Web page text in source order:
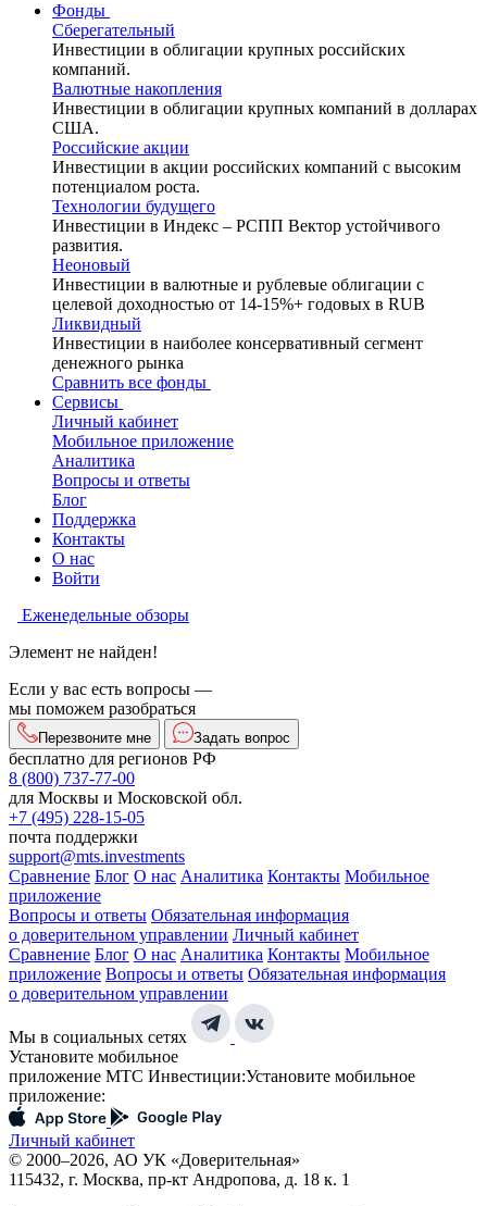
Фонды
Сберегательный
Инвестиции в облигации крупных российских
компаний.
Валютные накопления
Инвестиции в облигации крупных компаний в долларах
США.
Российские акции
Инвестиции в акции российских компаний с высоким
потенциалом роста.
Технологии будущего
Инвестиции в Индекс – РСПП Вектор устойчивого
развития.
Неоновый
Инвестиции в валютные и рублевые облигации с
целевой доходностью от 14-15%+ годовых в RUB
Ликвидный
Инвестиции в наиболее консервативный сегмент
денежного рынка
Сравнить все фонды
Сервисы
Личный кабинет
Мобильное приложение
Аналитика
Вопросы и ответы
Блог
Поддержка
Контакты
О нас
Войти
Еженедельные обзоры
Элемент не найден!
Если у вас есть вопросы —
мы поможем разобраться
Перезвоните мне Задать вопрос
бесплатно для регионов РФ
8 (800) 737-77-00
для Москвы и Московской обл.
+7 (495) 228-15-05
почта поддержки
support@mts.investments
Сравнение Блог О нас Аналитика Контакты Мобильное
приложение
Вопросы и ответы Обязательная информация
о доверительном управлении Личный кабинет
Сравнение Блог О нас Аналитика Контакты Мобильное
приложение Вопросы и ответы Обязательная информация
о доверительном управлении
Мы в социальных сетях
Установите мобильное
приложение МТС Инвестиции:Установите мобильное
приложение:
Личный кабинет
© 2000–2026, АО УК «Доверительная»
115432, г. Москва, пр-кт Андропова, д. 18 к. 1